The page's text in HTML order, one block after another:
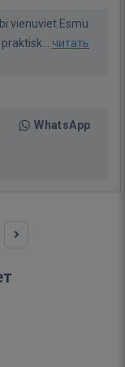
vienuviet Esmu
читать
WhatsApp